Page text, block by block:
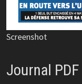
Screenshot
Journal PDF